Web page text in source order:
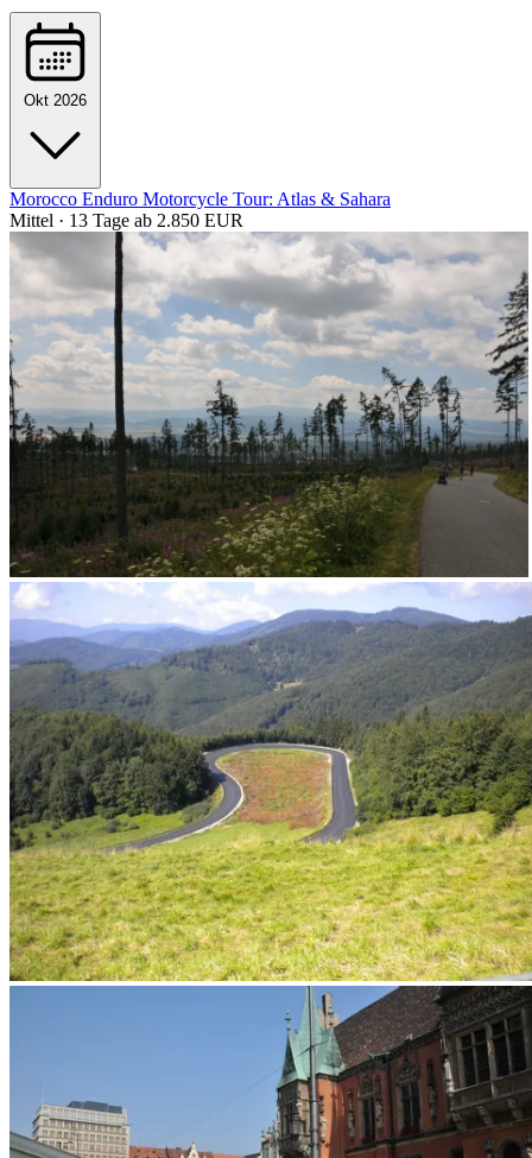
Okt 2026
Morocco Enduro Motorcycle Tour: Atlas & Sahara
Mittel · 13 Tage ab 2.850 EUR